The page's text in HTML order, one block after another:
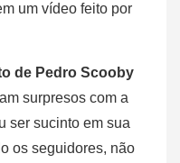
um vídeo feito por
de Pedro Scooby
surpresos com a
ser sucinto em sua
os seguidores, não